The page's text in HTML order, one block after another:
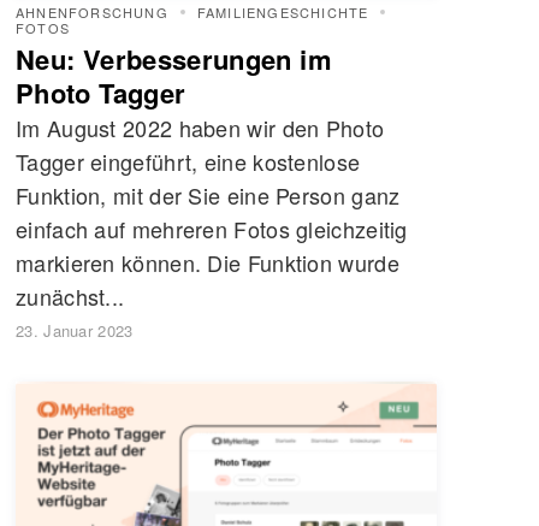
AHNENFORSCHUNG
FAMILIENGESCHICHTE
FOTOS
Neu: Verbesserungen im
Photo Tagger
Im August 2022 haben wir den Photo
Tagger eingeführt, eine kostenlose
Funktion, mit der Sie eine Person ganz
einfach auf mehreren Fotos gleichzeitig
markieren können. Die Funktion wurde
zunächst...
23. Januar 2023